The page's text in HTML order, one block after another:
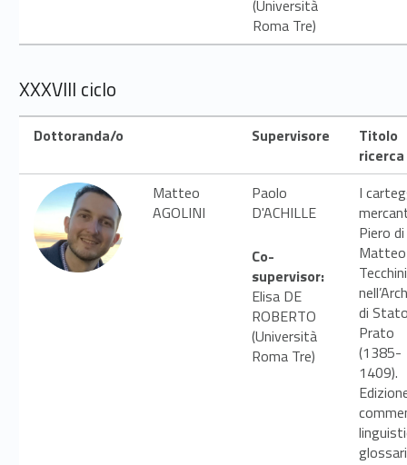
(Università
Roma Tre)
XXXVIII ciclo
Dottoranda/o Supervisore
Titolo
ricerca
Matteo
AGOLINI
Paolo
D'ACHILLE
Co-
supervisor:
Elisa DE
ROBERTO
(Università
Roma Tre)
I
Piero di
Matteo
Tecchini
di
Prato
(1385-
1409).